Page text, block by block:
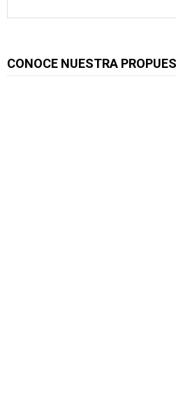
CONOCE NUESTRA